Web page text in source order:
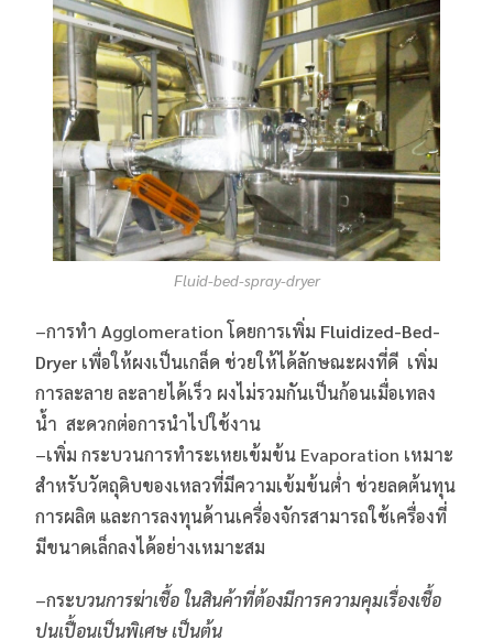
Fluid-bed-spray-dryer
–การทำ Agglomeration โดยการเพิ่ม Fluidized-Bed-
Dryer เพื่อให้ผงเป็นเกล็ด ช่วยให้ได้ลักษณะผงที่ดี เพิ่ม
การละลาย ละลายได้เร็ว ผงไม่รวมกันเป็นก้อนเมื่อเทลง
น้ำ สะดวกต่อการนำไปใช้งาน
–เพิ่ม กระบวนการทำระเหยเข้มข้น Evaporation เหมาะ
สำหรับวัตถุดิบของเหลวที่มีความเข้มข้นต่ำ ช่วยลดต้นทุน
การผลิต และการลงทุนด้านเครื่องจักรสามารถใช้เครื่องที่
มีขนาดเล็กลงได้อย่างเหมาะสม
–กระบวนการฆ่าเชื้อ ในสินค้าที่ต้องมีการความคุมเรื่องเชื้อ
ปนเปื้อนเป็นพิเศษ เป็นต้น